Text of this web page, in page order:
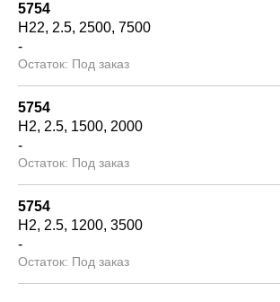
5754
Н22 2.5 2500 7500
-
Под заказ
5754
Н2 2.5 1500 2000
-
Под заказ
5754
Н2 2.5 1200 3500
-
Под заказ